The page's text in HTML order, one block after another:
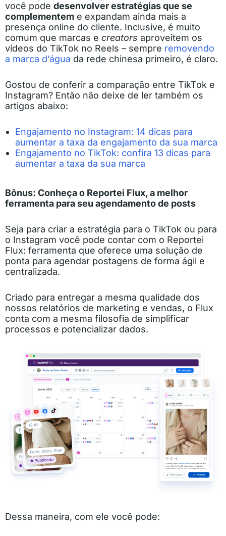
você pode desenvolver estratégias que se
complementem e expandam ainda mais a
presença online do cliente. Inclusive, é muito
comum que marcas e creators aproveitem os
vídeos do TikTok no Reels – sempre removendo
a marca d’água da rede chinesa primeiro, é claro.
Gostou de conferir a comparação entre TikTok e
Instagram? Então não deixe de ler também os
artigos abaixo:
Engajamento no Instagram: 14 dicas para
aumentar a taxa da engajamento da sua marca
Engajamento no TikTok: confira 13 dicas para
aumentar a taxa da sua marca
Bônus: Conheça o Reportei Flux, a melhor
ferramenta para seu agendamento de posts
Seja para criar a estratégia para o TikTok ou para
o Instagram você pode contar com o Reportei
Flux: ferramenta que oferece uma solução de
ponta para agendar postagens de forma ágil e
centralizada.
Criado para entregar a mesma qualidade dos
nossos relatórios de marketing e vendas, o Flux
conta com a mesma filosofia de simplificar
processos e potencializar dados.
Dessa maneira, com ele você pode: